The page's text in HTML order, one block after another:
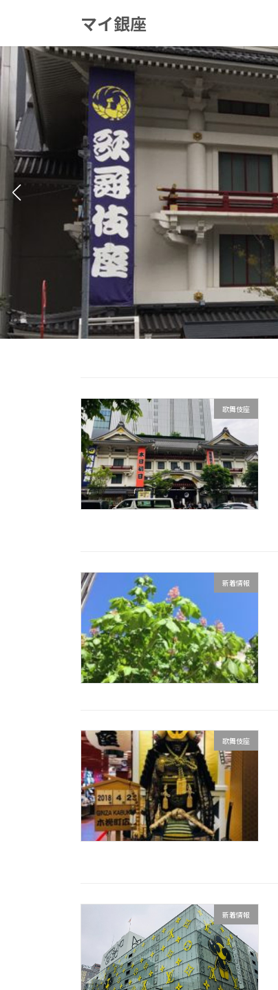
ン
ツ
ス
ー
シ
ン
マイ銀座
歌舞伎座
新着情報
歌舞伎座
新着情報